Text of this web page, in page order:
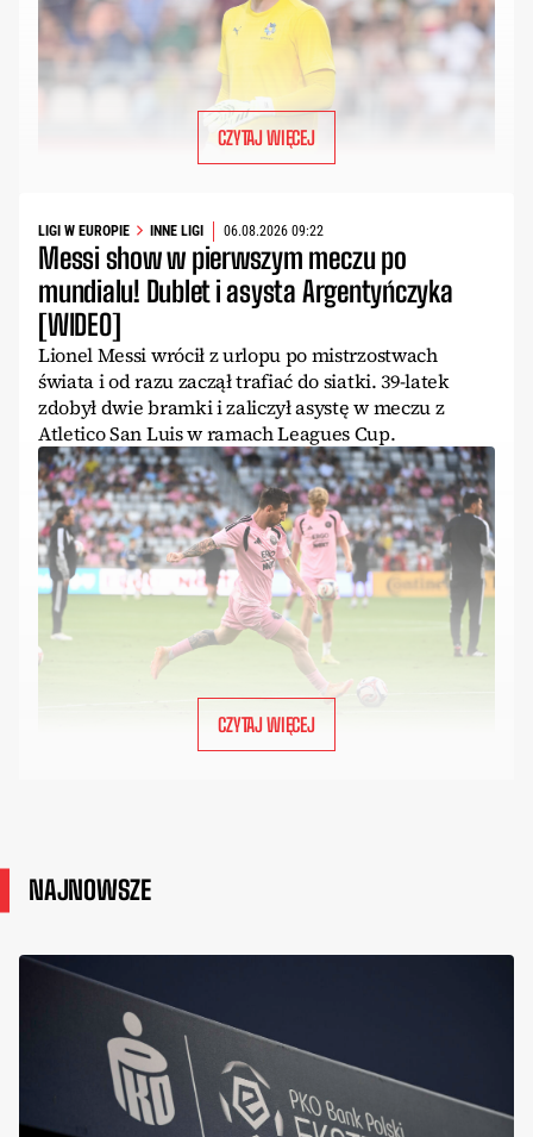
CZYTAJ WIĘCEJ
LIGI W EUROPIE INNE LIGI 06.08.2026 09:22
Messi show w pierwszym meczu po
mundialu! Dublet i asysta Argentyńczyka
[WIDEO]
Lionel Messi wrócił z urlopu po mistrzostwach
świata i od razu zaczął trafiać do siatki. 39-latek
zdobył dwie bramki i zaliczył asystę w meczu z
Atletico San Luis w ramach Leagues Cup.
CZYTAJ WIĘCEJ
NAJNOWSZE